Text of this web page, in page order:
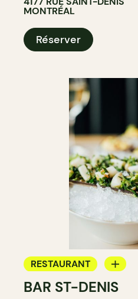
MONTRÉAL
Réserver
RESTAURANT
BAR
BAR ST-DENIS